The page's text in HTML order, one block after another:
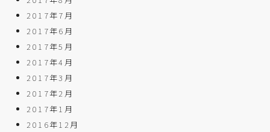
2017年7月
2017年6月
2017年5月
2017年4月
2017年3月
2017年2月
2017年1月
2016年12月